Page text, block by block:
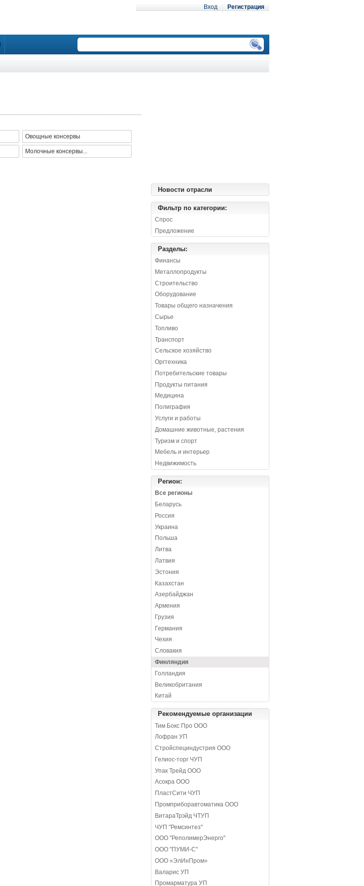
Вход Регистрация
Овощные консервы
Молочные консервы...
Новости отрасли
Фильтр по категории:
Спрос
Предложение
Разделы:
Финансы
Металлопродукты
Строительство
Оборудование
Товары общего назначения
Сырье
Топливо
Транспорт
Сельское хозяйство
Оргтехника
Потребительские товары
Продукты питания
Медицина
Полиграфия
Услуги и работы
Домашние животные, растения
Туризм и спорт
Мебель и интерьер
Недвижимость
Регион:
Все регионы
Беларусь
Россия
Украина
Польша
Литва
Латвия
Эстония
Казахстан
Азербайджан
Армения
Грузия
Германия
Чехия
Словакия
Финляндия
Голландия
Великобритания
Китай
Рекомендуемые организации
Тим Бокс Про ООО
Лофран УП
Стройспециндустрия ООО
Гелиос-торг ЧУП
Упак Трейд ООО
Асокра ООО
ПластСити ЧУП
Промприборавтоматика ООО
ВитараТрэйд ЧТУП
ЧУП "Ремсинтез"
ООО "РеполимерЭнерго"
ООО "ПУМИ-С"
ООО «ЭлИнПром»
Валарис УП
Промарматура УП